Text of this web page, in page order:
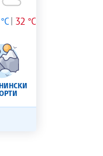
32 °C